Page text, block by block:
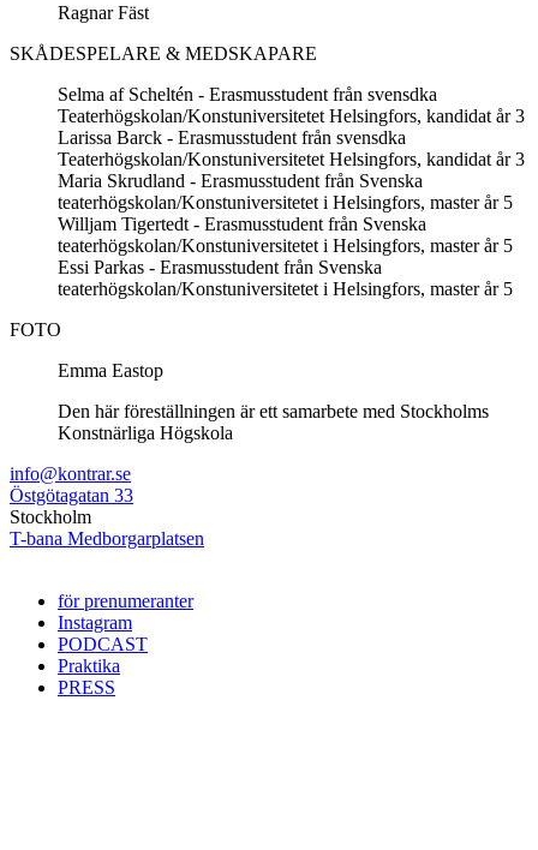
Ragnar Fäst
SKÅDESPELARE & MEDSKAPARE
Selma af Scheltén - Erasmusstudent från svensdka
Teaterhögskolan/Konstuniversitetet Helsingfors, kandidat år 3
Larissa Barck - Erasmusstudent från svensdka
Teaterhögskolan/Konstuniversitetet Helsingfors, kandidat år 3
Maria Skrudland - Erasmusstudent från Svenska
teaterhögskolan/Konstuniversitetet i Helsingfors, master år 5
Willjam Tigertedt - Erasmusstudent från Svenska
teaterhögskolan/Konstuniversitetet i Helsingfors, master år 5
Essi Parkas - Erasmusstudent från Svenska
teaterhögskolan/Konstuniversitetet i Helsingfors, master år 5
FOTO
Emma Eastop
Den här föreställningen är ett samarbete med Stockholms
Konstnärliga Högskola
info@kontrar.se
Östgötagatan 33
Stockholm
T-bana Medborgarplatsen
för prenumeranter
Instagram
PODCAST
Praktika
PRESS